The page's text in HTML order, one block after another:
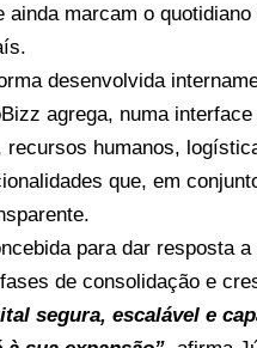
marcam o quotidiano
desenvolvida
agrega, numa
humanos,
que, em
para dar resposta
de consolidação e
segura, escalável e